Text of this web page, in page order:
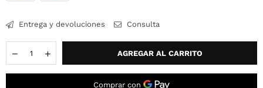
Entrega y devoluciones Consulta
AGREGAR AL CARRITO